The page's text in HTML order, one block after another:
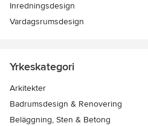
Inredningsdesign
Vardagsrumsdesign
Yrkeskategori
Arkitekter
Badrumsdesign & Renovering
Beläggning, Sten & Betong